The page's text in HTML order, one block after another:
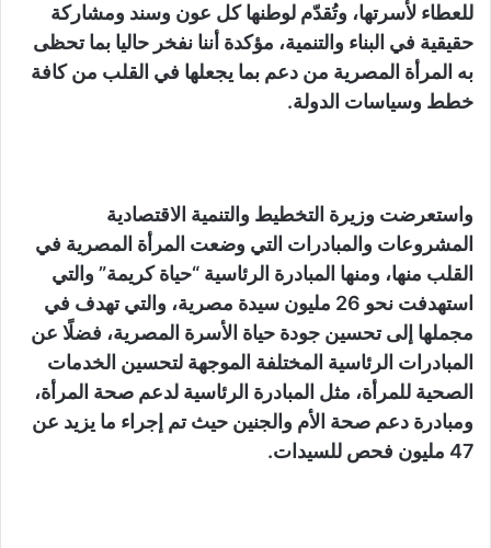
للعطاء لأسرتها، وتُقدّم لوطنها كل عون وسند ومشاركة
حقيقية في البناء والتنمية، مؤكدة أننا نفخر حاليا بما تحظى
به المرأة المصرية من دعم بما يجعلها في القلب من كافة
خطط وسياسات الدولة.
واستعرضت وزيرة التخطيط والتنمية الاقتصادية
المشروعات والمبادرات التي وضعت المرأة المصرية في
القلب منها، ومنها المبادرة الرئاسية “حياة كريمة” والتي
استهدفت نحو 26 مليون سيدة مصرية، والتي تهدف في
مجملها إلى تحسين جودة حياة الأسرة المصرية، فضلًا عن
المبادرات الرئاسية المختلفة الموجهة لتحسين الخدمات
الصحية للمرأة، مثل المبادرة الرئاسية لدعم صحة المرأة،
ومبادرة دعم صحة الأم والجنين حيث تم إجراء ما يزيد عن
47 مليون فحص للسيدات.